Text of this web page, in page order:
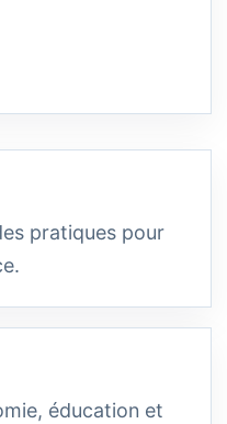
pratiques pour
éducation et